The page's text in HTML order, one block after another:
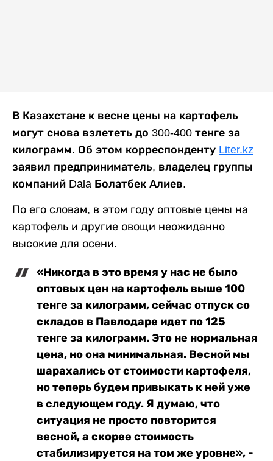
В Казахстане к весне цены на картофель
могут снова взлететь до 300-400 тенге за
килограмм. Об этом корреспонденту Liter.kz
заявил предприниматель, владелец группы
компаний Dala Болатбек Алиев.
По его словам, в этом году оптовые цены на
картофель и другие овощи неожиданно
высокие для осени.
«Никогда в это время у нас не было
оптовых цен на картофель выше 100
тенге за килограмм, сейчас отпуск со
складов в Павлодаре идет по 125
тенге за килограмм. Это не нормальная
цена, но она минимальная. Весной мы
шарахались от стоимости картофеля,
но теперь будем привыкать к ней уже
в следующем году. Я думаю, что
ситуация не просто повторится
весной, а скорее стоимость
стабилизируется на том же уровне», -